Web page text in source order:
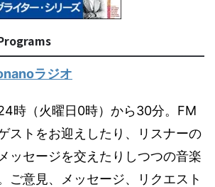
ラジオ
時（火曜日0時）から30分。FM
ストをお迎えしたり、リスナーの
ッセージを交えたりしつつの音楽
ご意見、メッセージ、リクエスト